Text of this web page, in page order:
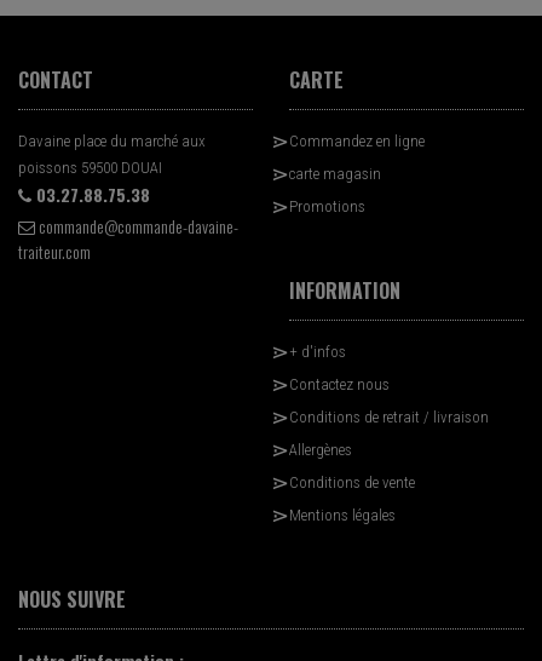
CONTACT
Davaine place du marché aux
poissons 59500 DOUAI
03.27.88.75.38
commande@commande-davaine-
traiteur.com
CARTE
Commandez en ligne
carte magasin
Promotions
INFORMATION
+ d'infos
Contactez nous
Conditions de retrait / livraison
Allergènes
Conditions de vente
Mentions légales
NOUS SUIVRE